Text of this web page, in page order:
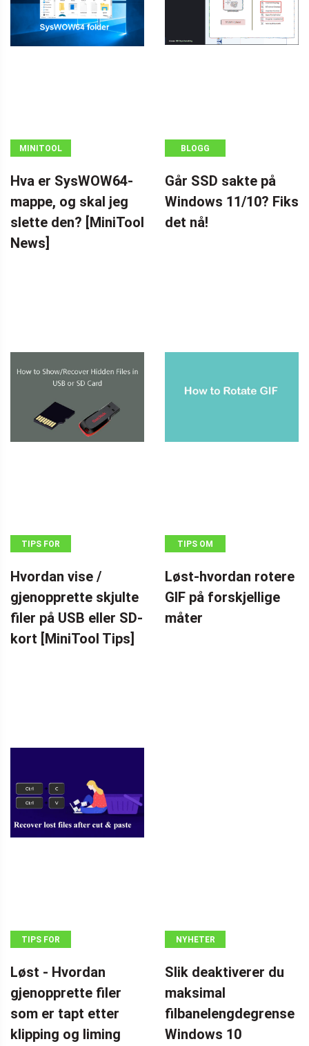
MINITOOL
Hva er SysWOW64-
mappe, og skal jeg
slette den? [MiniTool
News]
BLOGG
Går SSD sakte på
Windows 11/10? Fiks
det nå!
TIPS FOR
AV DATA
Hvordan vise /
gjenopprette skjulte
filer på USB eller SD-
kort [MiniTool Tips]
TIPS OM
Løst-hvordan rotere
GIF på forskjellige
måter
TIPS FOR
AV DATA
Løst - Hvordan
gjenopprette filer
som er tapt etter
klipping og liming
NYHETER
Slik deaktiverer du
maksimal
filbanelengdegrense
Windows 10